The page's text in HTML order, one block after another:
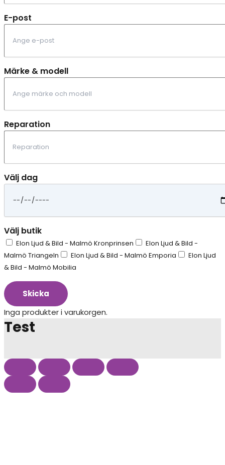
E-post
Märke & modell
Reparation
Välj dag
Välj butik
Elon Ljud & Bild - Malmö Kronprinsen
Elon Ljud & Bild -
Malmö Triangeln
Elon Ljud & Bild - Malmö Emporia
Elon Ljud
& Bild - Malmö Mobilia
Skicka
Inga produkter i varukorgen.
Test